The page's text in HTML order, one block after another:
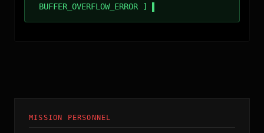
BUFFER_OVERFLOW_ERROR ]
MISSION PERSONNEL